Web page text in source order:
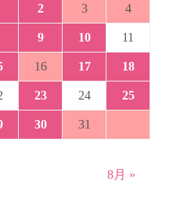
2 3 4
9 10 11
16 17 18
23 24 25
30 31
8月 »